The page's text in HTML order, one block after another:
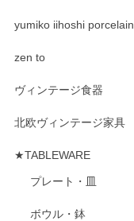
yumiko iihoshi porcelain
zen to
ヴィンテージ食器
北欧ヴィンテージ家具
★TABLEWARE
プレート・皿
ボウル・鉢